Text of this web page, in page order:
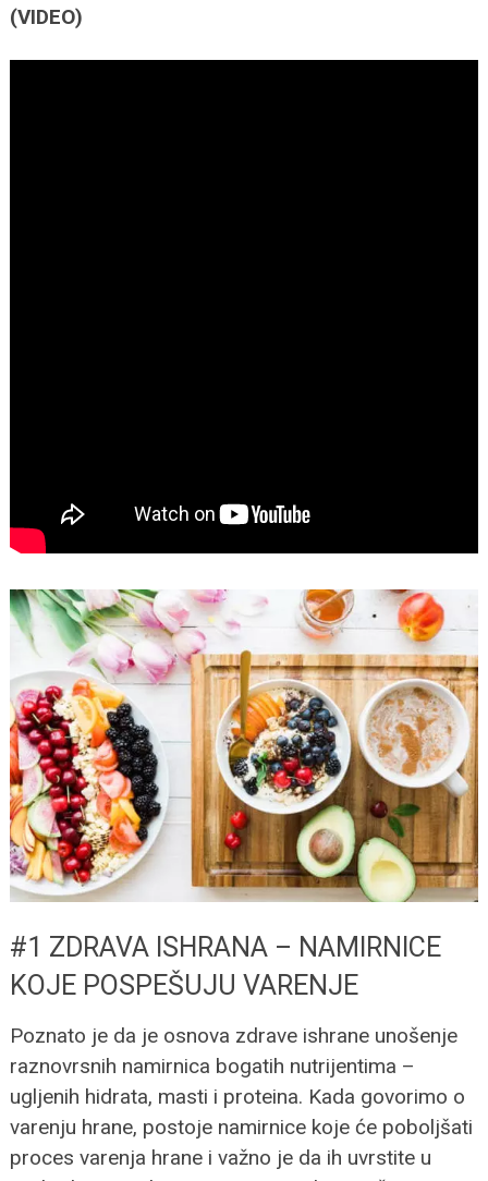
(VIDEO)
#1 ZDRAVA ISHRANA – NAMIRNICE
KOJE POSPEŠUJU VARENJE
Poznato je da je osnova zdrave ishrane unošenje
raznovrsnih namirnica bogatih nutrijentima –
ugljenih hidrata, masti i proteina. Kada govorimo o
varenju hrane, postoje namirnice koje će poboljšati
proces varenja hrane i važno je da ih uvrstite u